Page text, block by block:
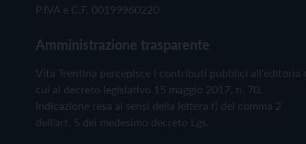
P.IVA e C.F. 00199960220
Amministrazione trasparente
Vita Trentina percepisce i contributi pubblici all'editoria
cui al decreto legislativo 15 maggio 2017, n. 70.
Indicazione resa ai sensi della lettera f) del comma 2
dell'art. 5 del medesimo decreto Lgs.